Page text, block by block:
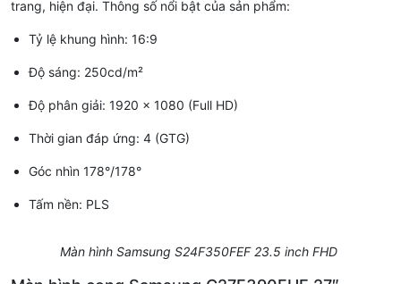
trang, hiện đại. Thông số nổi bật của sản phẩm:
Tỷ lệ khung hình: 16:9
Độ sáng: 250cd/m²
Độ phân giải: 1920 x 1080 (Full HD)
Thời gian đáp ứng: 4 (GTG)
Góc nhìn 178°/178°
Tấm nền: PLS
Màn hình Samsung S24F350FEF 23.5 inch FHD